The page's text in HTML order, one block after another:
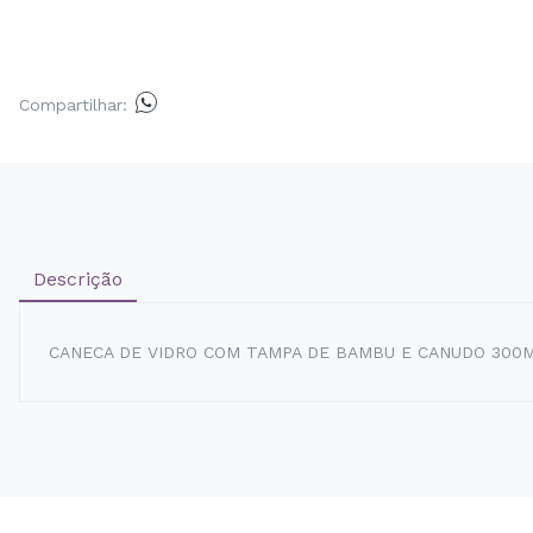
Compartilhar:
Descrição
CANECA DE VIDRO COM TAMPA DE BAMBU E CANUDO